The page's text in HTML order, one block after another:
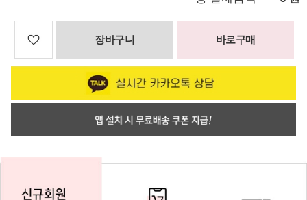
장바구니 바로구매